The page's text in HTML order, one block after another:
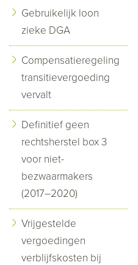
Gebruikelijk loon
zieke DGA
Compensatieregeling
transitievergoeding
vervalt
Definitief geen
rechtsherstel box 3
voor niet-
bezwaarmakers
(2017–2020)
Vrijgestelde
vergoedingen
verblijfskosten bij